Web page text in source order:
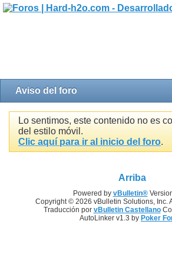
Aviso del foro
Lo sentimos, este contenido no es
del estilo móvil.
Clic aquí para ir al inicio del foro.
Arriba
Powered by vBulletin®
Copyright © 2026 vBulletin Solutions, Inc.
Traducción por vBulletin Castellano
AutoLinker v1.3 by Poker